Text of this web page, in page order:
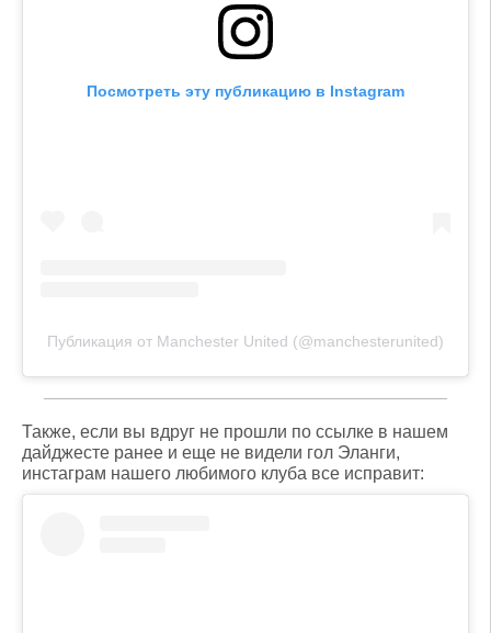
Посмотреть эту публикацию в Instagram
Публикация от Manchester United (@manchesterunited)
Также, если вы вдруг не прошли по ссылке в нашем
дайджесте ранее и еще не видели гол Эланги,
инстаграм нашего любимого клуба все исправит: